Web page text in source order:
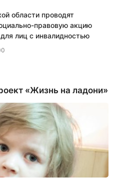
области проводят
правовую акцию
лиц с инвалидностью
«Жизнь на ладони»